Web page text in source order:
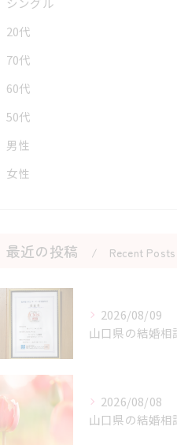
20代
70代
60代
50代
男性
女性
最近の投稿 Recent Posts
2026/08/09
2026/08/08